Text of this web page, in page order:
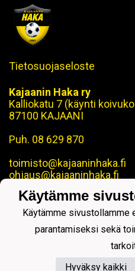
Tietosuojaseloste
Kajaanin Haka ry
Kalliokatu 7 (käynti
87100 KAJAANI
Puh. 08 629 870
toimisto@kajaaninhaka.fi
ohjaus@kajaaninhaka.fi
Käytämme
Käytämme sivustollamme
parantamiseksi sekä
Hyväksy kaikki